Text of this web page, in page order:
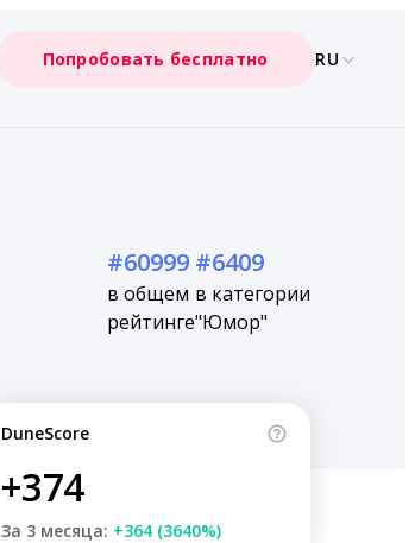
Попробовать бесплатно RU
#60999
в общем
рейтинге
#6409
в категории
"Юмор"
DuneScore
+374
За 3 месяца: +364 (3640%)